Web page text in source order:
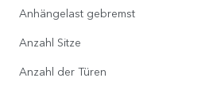
Anhängelast gebremst
Anzahl Sitze
Anzahl der Türen